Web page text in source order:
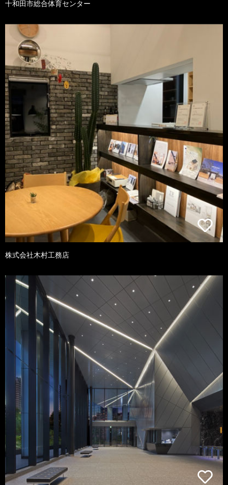
十和田市総合体育センター
株式会社木村工務店